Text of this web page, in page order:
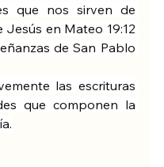
que nos sirven de
en Mateo 19:12
de San Pablo
las escrituras
que componen la